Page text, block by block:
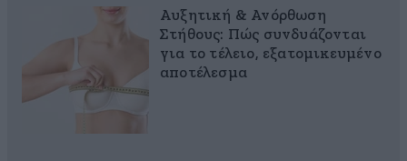
Αυξητική & Ανόρθωση
Στήθους: Πώς συνδυάζονται
για το τέλειο, εξατομικευμένο
αποτέλεσμα